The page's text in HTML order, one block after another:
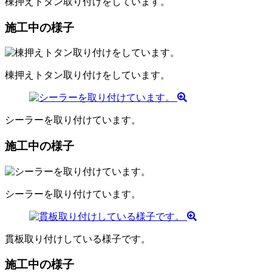
施工中の様子
棟押えトタン取り付けをしています。
シーラーを取り付けています。
施工中の様子
シーラーを取り付けています。
貫板取り付けしている様子です。
施工中の様子